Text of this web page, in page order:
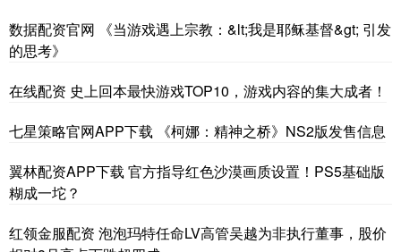
数据配资官网 《当游戏遇上宗教：&lt;我是耶稣基督&gt; 引发
的思考》
在线配资 史上回本最快游戏TOP10，游戏内容的集大成者！
七星策略官网APP下载 《柯娜：精神之桥》NS2版发售信息
翼林配资APP下载 官方指导红色沙漠画质设置！PS5基础版
糊成一坨？
红领金服配资 泡泡玛特任命LV高管吴越为非执行董事，股价